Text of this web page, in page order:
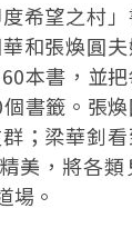
希望之村
和張煥圓
本書，並
書籤。張
；梁華釗
美，將各
場。